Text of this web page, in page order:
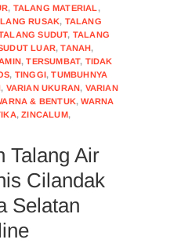
, TALANG MATERIAL ,
RUSAK, TALANG
SUDUT, TALANG
LUAR,TANAH,
,TERSUMBAT, TIDAK
, TINGGI,TUMBUHNYA
, VARIAN UKURAN, VARIAN
& BENTUK,WARNA
,ZINCALUM,
Talang Air
Cilandak
Selatan